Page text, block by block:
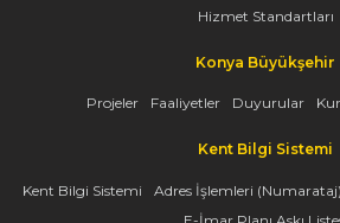
Hizmet Standartları
Konya Büyükşehir
Projeler Faaliyetler Duyurular
Kent Bilgi Sistemi
Kent Bilgi Sistemi Adres İşlemleri (Numarataj)